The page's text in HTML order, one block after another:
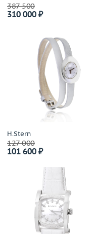
387 500
310 000 ₽
H.Stern
127 000
101 600 ₽